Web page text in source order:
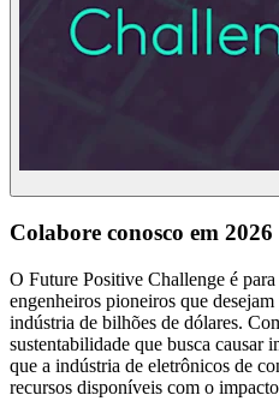
Colabore conosco em 2026
O Future Positive Challenge é
engenheiros pioneiros que
indústria de bilhões de dólares.
sustentabilidade que busca causar
que a indústria de eletrônicos de
recursos disponíveis com o